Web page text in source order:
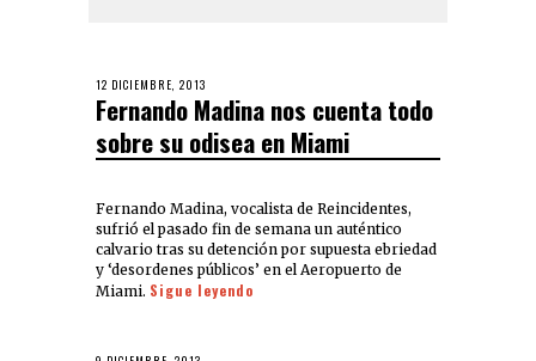
12 DICIEMBRE, 2013
Fernando Madina nos cuenta todo
sobre su odisea en Miami
Fernando Madina, vocalista de Reincidentes,
sufrió el pasado fin de semana un auténtico
calvario tras su detención por supuesta ebriedad
y ‘desordenes públicos’ en el Aeropuerto de
Miami. Sigue leyendo